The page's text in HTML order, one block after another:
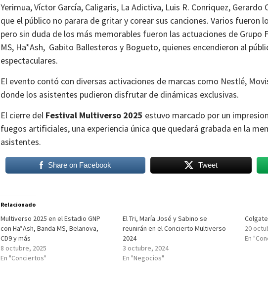
Yerimua, Víctor García, Caligaris, La Adictiva, Luis R. Conriquez,
que el público no parara de gritar y corear sus canciones. Varios fueron
pero sin duda de los más memorables fueron las actuaciones de Grupo
MS, Ha*Ash, Gabito Ballesteros y Bogueto, quienes encendieron al
espectaculares.
El evento contó con diversas activaciones de marcas como Nestlé,
donde los asistentes pudieron disfrutar de dinámicas exclusivas.
El cierre del Festival Multiverso 2025 estuvo marcado por un
fuegos artificiales, una experiencia única que quedará grabada en la
asistentes.
Share on Facebook Tweet
Relacionado
Multiverso 2025 en el Estadio GNP
con Ha*Ash, Banda MS, Belanova,
CD9 y más
8 octubre, 2025
En "Conciertos"
El Tri, María José y Sabino se
reunirán en el Concierto Multiverso
2024
3 octubre, 2024
En "Negocios"
20
En